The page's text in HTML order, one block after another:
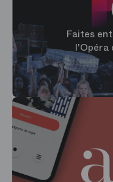
Faites
l'Opéra